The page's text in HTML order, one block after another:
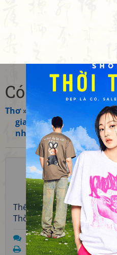
Có cây mới
Thơ»Việt Nam Khuyết
gian»Ca dao
Ca dao
nhiên
☆
☆
1
Thể thơ:Lục bát
Thời kỳ:Trung đại
Trả lời
In bài thơ